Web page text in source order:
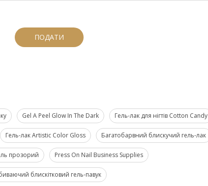
ПОДАТИ
Gel A Peel Glow In The Dark Гель-лак для нігтів Cotton Candy
Гель-лак Artistic Color Gloss Багатобарвний блискучий гель-лак
прозорий Press On Nail Business Supplies
блискітковий гель-павук